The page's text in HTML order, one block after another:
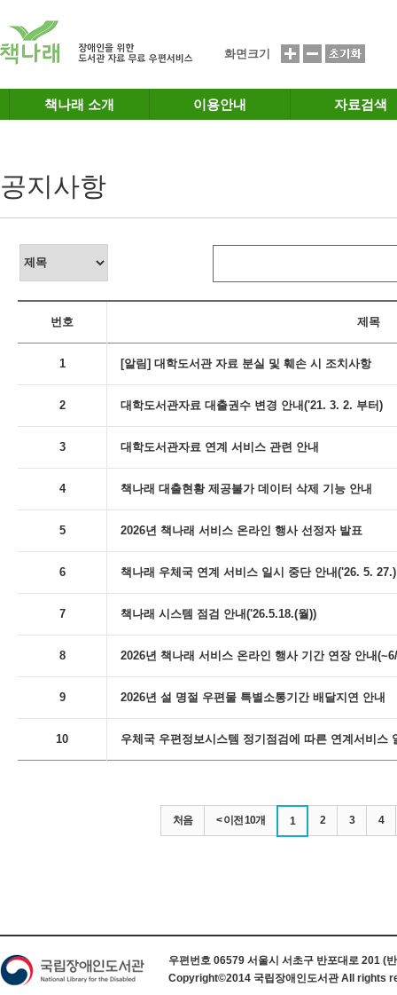
화면크기
책나래 소개 이용안내 자료검색
공지사항
번호 제목
1 [알림] 대학도서관 자료 분실 및 훼손 시 조치사항
2 대학도서관자료 대출권수 변경 안내('21. 3. 2. 부터)
3 대학도서관자료 연계 서비스 관련 안내
4 책나래 대출현황 제공불가 데이터 삭제 기능 안내
5 2026년 책나래 서비스 온라인 행사 선정자 발표
6 책나래 우체국 연계 서비스 일시 중단 안내('26. 5. 27.)
7 책나래 시스템 점검 안내('26.5.18.(월))
8 2026년 책나래 서비스 온라인 행사 기간 연장 안내
9 2026년 설 명절 우편물 특별소통기간 배달지연 안내
10 우체국 우편정보시스템 정기점검에 따른 연계서비스
처음 < 이전 10개 1 2 3 4
우편번호 06579 서울시 서초구 반포대로 201 (
Copyright©2014 국립장애인도서관 All rights